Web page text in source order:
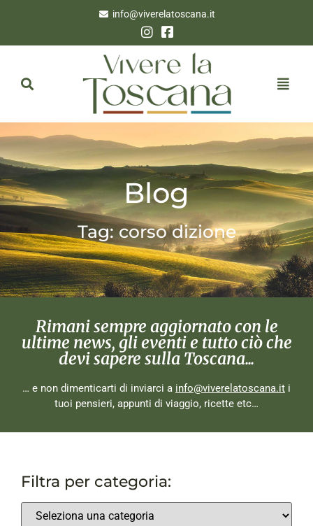
info@viverelatoscana.it
Blog
Tag: corso dizione
Rimani sempre aggiornato con le
ultime news, gli eventi e tutto ciò che
devi sapere sulla Toscana...
… e non dimenticarti di inviarci a info@viverelatoscana.it i
tuoi pensieri, appunti di viaggio, ricette etc…
Filtra per categoria: